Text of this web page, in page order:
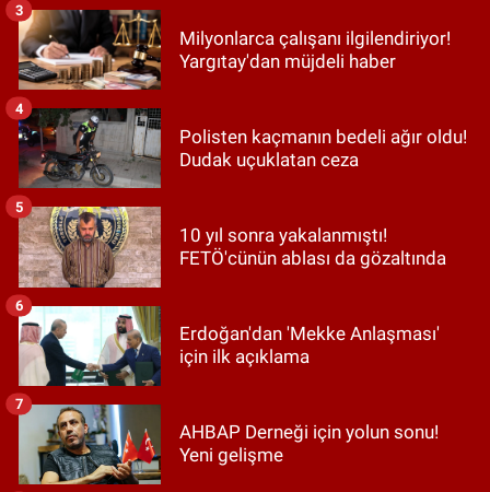
Milyonlarca çalışanı ilgilendiriyor!
Yargıtay'dan müjdeli haber
3
Polisten kaçmanın bedeli ağır oldu!
Dudak uçuklatan ceza
4
10 yıl sonra yakalanmıştı!
FETÖ'cünün ablası da gözaltında
5
Erdoğan'dan 'Mekke Anlaşması'
için ilk açıklama
6
AHBAP Derneği için yolun sonu!
Yeni gelişme
7